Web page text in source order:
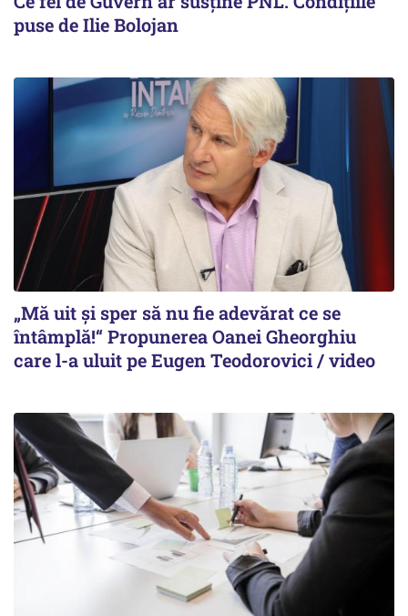
puse de Ilie Bolojan
„Mă uit și sper să nu fie adevărat ce se
întâmplă!“ Propunerea Oanei Gheorghiu
care l-a uluit pe Eugen Teodorovici / video